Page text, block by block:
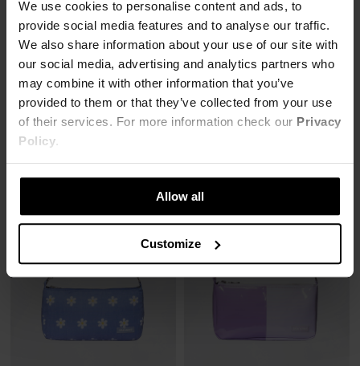
We use cookies to personalise content and ads, to
provide social media features and to analyse our traffic.
We also share information about your use of our site with
our social media, advertising and analytics partners who
may combine it with other information that you’ve
provided to them or that they’ve collected from your use
of their services. For more information check our Privacy
Policy.
Allow all
Customize
+1
TOREBKA BAGUETTE PARADISE
29,00 zł
269,00 zł -89%
Najniższa cena z 30 dni przed obniżką
80,00 zł
+1
TOREBKA SKY
29,00 zł
269,00 zł -89%
Najniższa cena z 30 dni przed obniżką
61,00 zł